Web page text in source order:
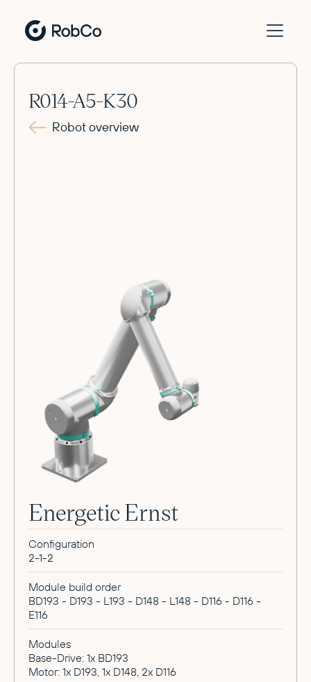
R014-A5-K30
Robot overview
Energetic Ernst
Configuration
2-1-2
Module build order
BD193 - D193 - L193 - D148 - L148 - D116 - D116 -
E116
Modules
Base-Drive: 1x BD193
Motor: 1x D193, 1x D148, 2x D116